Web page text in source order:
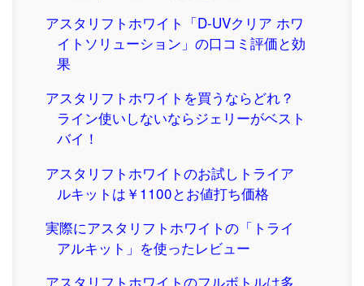
アスタリフトホワイト「D-UVクリア ホワ
イトソリューション」の口コミ評価と効
果
アスタリフトホワイトを買うならどれ？
ライン使いしないならジェリーがベスト
バイ！
アスタリフトホワイトのお試しトライア
ルキットは￥1100とお値打ち価格
実際にアスタリフトホワイトの「トライ
アルキット」を使ったレビュー
アスタリフトホワイトのフルボトルは多